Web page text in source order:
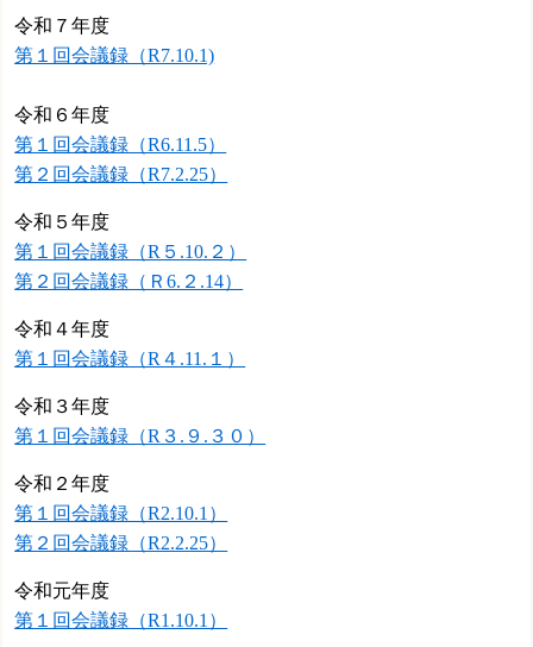
令和７年度
第１回会議録（R7.10.1)
令和６年度
第１回会議録（R6.11.5）
第２回会議録（R7.2.25）
令和５年度
第１回会議録（R５.10.２）
第２回会議録（Ｒ6.２.14）
令和４年度
第１回会議録（R４.11.１）
令和３年度
第１回会議録（R３.９.３０）
令和２年度
第１回会議録（R2.10.1）
第２回会議録（R2.2.25）
令和元年度
第１回会議録（R1.10.1）